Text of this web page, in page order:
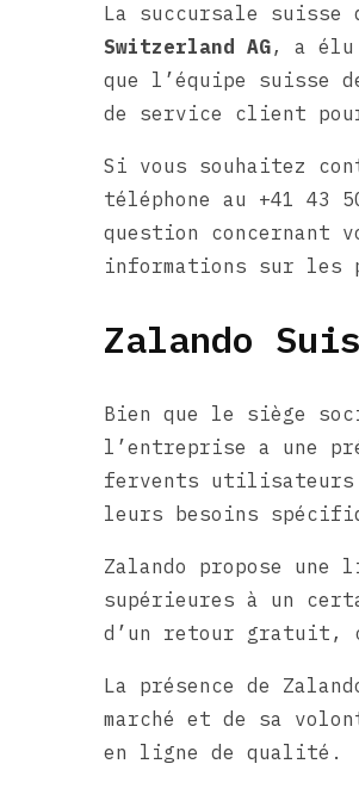
La succursale suisse
Switzerland AG, a élu
que l’équipe suisse
de service client
Si vous souhaitez
téléphone au +41 43
question concernant
informations sur les
Zalando
Bien que le siège
l’entreprise a une
fervents utilisateurs
leurs besoins
Zalando propose
supérieures à un
d’un retour gratuit,
La présence de
marché et de sa
en ligne de qualité.